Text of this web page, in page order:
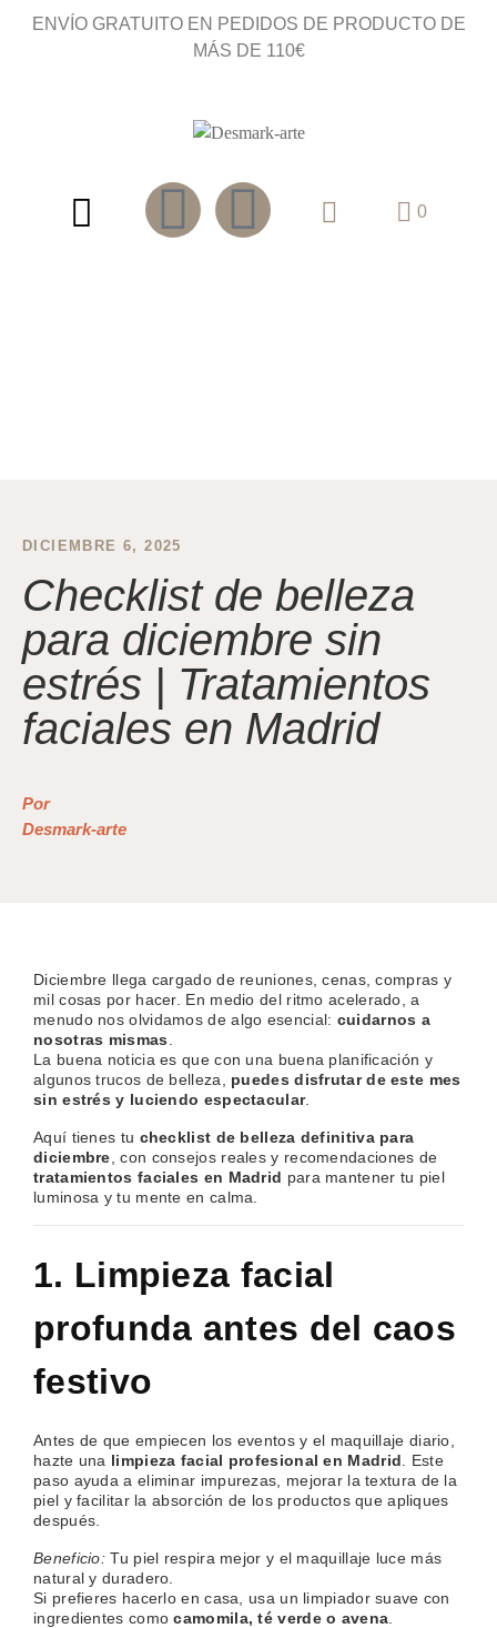
ENVÍO GRATUITO EN PEDIDOS DE PRODUCTO DE
MÁS DE 110€
0
DICIEMBRE 6, 2025
Checklist de belleza
para diciembre sin
estrés | Tratamientos
faciales en Madrid
Por
Desmark-arte
Diciembre llega cargado de reuniones, cenas, compras y
mil cosas por hacer. En medio del ritmo acelerado, a
menudo nos olvidamos de algo esencial: cuidarnos a
nosotras mismas
La buena noticia es que con una buena planificación y
algunos trucos de belleza, puedes disfrutar de este mes
sin estrés y luciendo espectacular.
Aquí tienes tu checklist de belleza definitiva para
diciembre , con consejos reales y recomendaciones de
tratamientos faciales en Madrid para mantener tu piel
luminosa y tu mente en calma.
1. Limpieza facial
profunda antes del caos
festivo
Antes de que empiecen los eventos y el maquillaje diario,
hazte una limpieza facial profesional en Madrid . Este
paso ayuda a eliminar impurezas, mejorar la textura de la
piel y facilitar la absorción de los productos que apliques
después.
Beneficio: Tu piel respira mejor y el maquillaje luce más
natural y duradero.
Si prefieres hacerlo en casa, usa un limpiador suave con
ingredientes comocamomila, té verde o avena